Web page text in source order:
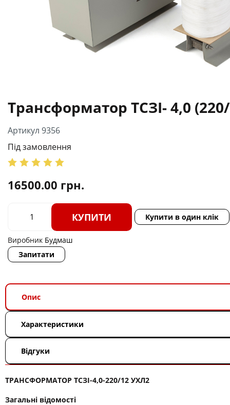
Трансформатор ТСЗІ- 4,0
Артикул 9356
Під замовлення
16500.00 грн.
КУПИТИ Купити в один клік
Виробник Будмаш
Запитати
Опис
Характеристики
Відгуки
ТРАНСФОРМАТОР ТСЗІ-4,0-220/12 УХЛ2
Загальні відомості